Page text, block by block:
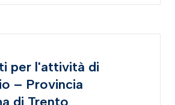
per l'attività di
– Provincia
di Trento